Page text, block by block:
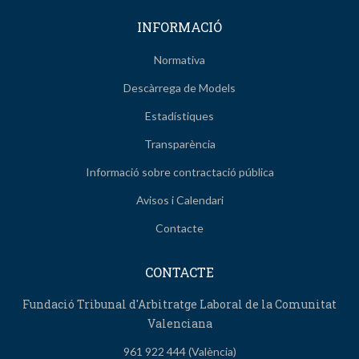
INFORMACIÓ
Normativa
Descàrrega de Models
Estadístiques
Transparència
Informació sobre contractació pública
Avisos i Calendari
Contacte
CONTACTE
Fundació Tribunal d'Arbitratge Laboral de la Comunitat
Valenciana
961 922 444 (València)